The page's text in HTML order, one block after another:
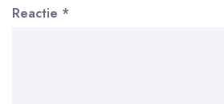
Reactie *